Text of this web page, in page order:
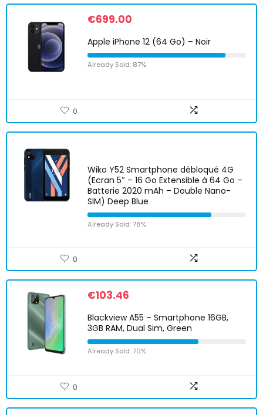
€699.00
Apple iPhone 12 (64 Go) – Noir
Already Sold: 87%
0
Wiko Y52 Smartphone débloqué 4G
(Ecran 5″ – 16 Go Extensible à 64 Go –
Batterie 2020 mAh – Double Nano-
SIM) Deep Blue
Already Sold: 78%
0
€103.46
Blackview A55 – Smartphone 16GB,
3GB RAM, Dual Sim, Green
Already Sold: 70%
0